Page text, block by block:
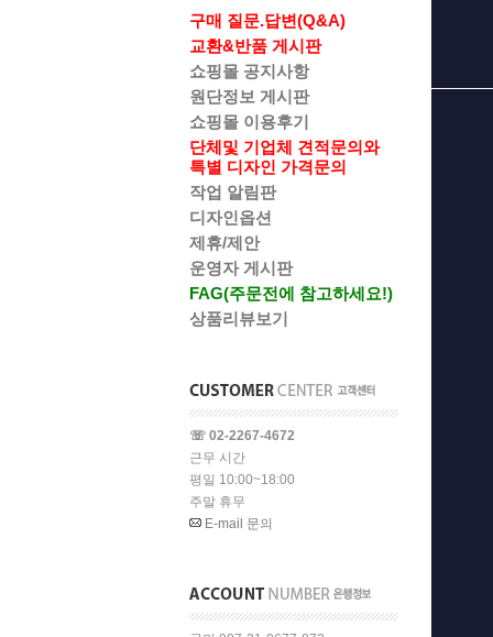
구매 질문.답변(Q&A)
교환&반품 게시판
쇼핑몰 공지사항
원단정보 게시판
쇼핑몰 이용후기
단체및 기업체 견적문의와
특별 디자인 가격문의
작업 알림판
디자인옵션
제휴/제안
운영자 게시판
FAG(주문전에 참고하세요!)
상품리뷰보기
☏ 02-2267-4672
근무 시간
평일 10:00~18:00
주말 휴무
E-mail 문의